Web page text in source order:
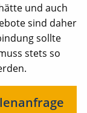
und auch
sind daher
sollte
stets so